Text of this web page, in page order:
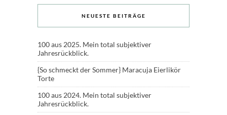
NEUESTE BEITRÄGE
100 aus 2025. Mein total subjektiver
Jahresrückblick.
{So schmeckt der Sommer} Maracuja Eierlikör
Torte
100 aus 2024. Mein total subjektiver
Jahresrückblick.